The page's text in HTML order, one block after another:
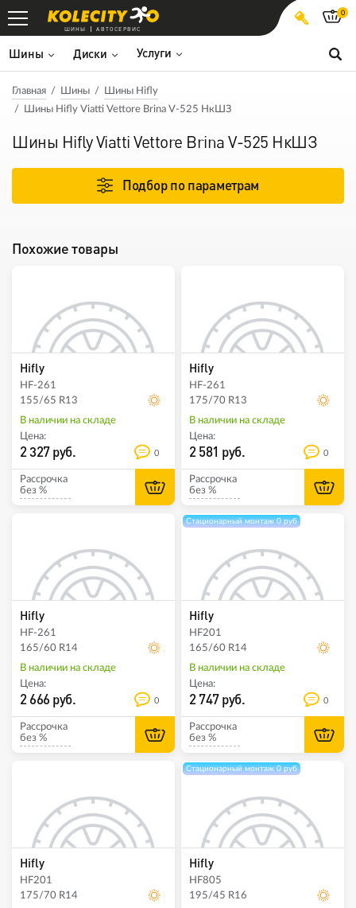
ШИНЫ АВТОСЕРВИС
Шины Диски Услуги
0
Главная Шины
Шины Hifly
Шины Hifly Viatti Vettore Brina V-525 НкШЗ
Шины Hifly Viatti Vettore Brina V-525 НкШЗ
Подбор по параметрам
Похожие товары
Hifly
HF-261
155/65 R13
В наличии на складе
Цена:
2 327 руб. 0
Рассрочка
без %
Hifly
HF-261
175/70 R13
В наличии на складе
Цена:
2 581 руб. 0
Рассрочка
без %
Hifly
HF-261
165/60 R14
В наличии на складе
Цена:
2 666 руб. 0
Рассрочка
без %
Стационарный монтаж 0 руб
Hifly
HF201
165/60 R14
В наличии на складе
Цена:
2 747 руб. 0
Рассрочка
без %
Hifly
HF201
175/70 R14
Стационарный монтаж 0 руб
Hifly
HF805
195/45 R16